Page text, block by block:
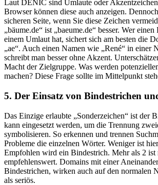
Laut DENIC sind Umlaute oder
Browser können diese auch anzeigen.
sicheren Seite, wenn Sie diese Zeichen
„bäume.de“ ist „baeume.de“ besser. Wer
einem Umlaut hat, sichert sich am besten die
„ae“. Auch einen Namen wie „René“ in einer
schreibt man besser ohne Akzent.
Macht der Zielgruppe. Was werden
machen? Diese Frage sollte im Mittelpunkt
5. Der Einsatz von Bindestrichen
Das Einzige erlaubte „Sonderzeichen“ ist der
kann eingesetzt werden, um die Trennung
symbolisieren. So erkennen und trennen
Probleme die einzelnen Wörter. Weniger ist
Empfohlen wird ein Bindestrich. Mehr als 2 ist
empfehlenswert. Domains mit einer
Bindestrichen, wirken auch auf den normalen
als seriös.